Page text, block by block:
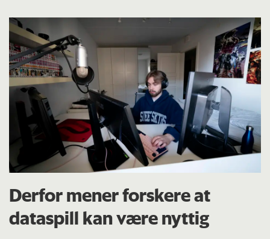
Derfor mener forskere at
dataspill kan være nyttig